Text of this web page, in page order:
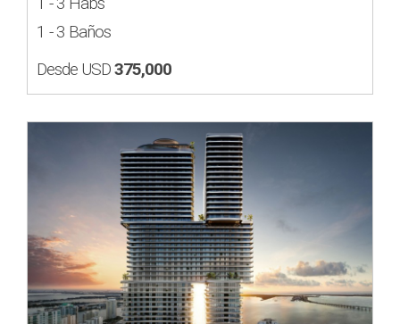
1 - 3 Baños
Desde USD375,000